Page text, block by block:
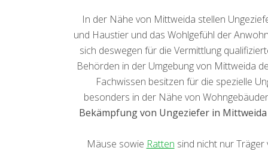
In der Nähe von Mittweida stellen
und Haustier und das Wohlgefühl der
sich deswegen für die Vermittlung
Behörden in der Umgebung von Mittweida
Fachwissen besitzen für die spezielle
besonders in der Nähe von
Bekämpfung von Ungeziefer in Mittweida
Mäuse sowie Ratten sind nicht nur